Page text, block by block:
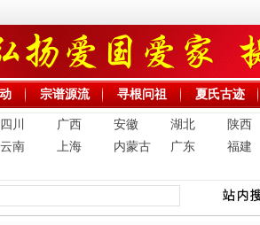
宗谱源流 寻根问祖 夏氏古迹
四川 广西 安徽 湖北 陕西
云南 上海 内蒙古 广东 福建